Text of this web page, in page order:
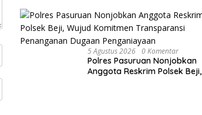
5 Agustus 2026 0 Komentar
Polres Pasuruan Nonjobkan
Anggota Reskrim Polsek Beji,